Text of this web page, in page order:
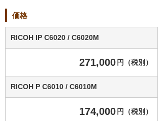
価格
RICOH IP C6020 / C6020M
271,000 円（税別）
RICOH P C6010 / C6010M
174,000 円（税別）